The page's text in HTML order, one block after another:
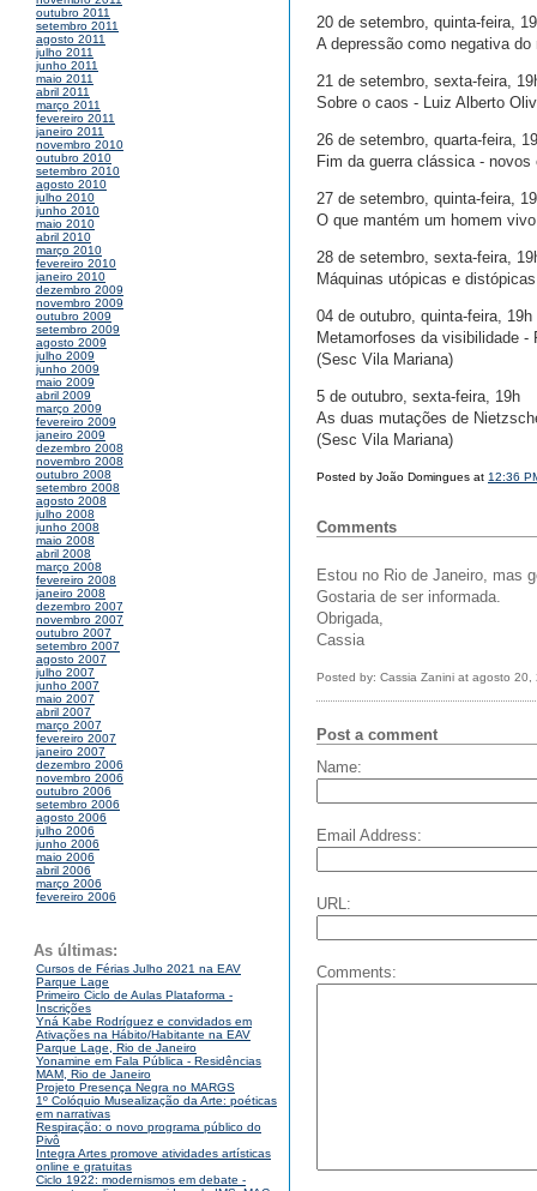
outubro 2011
setembro 2011
agosto 2011
julho 2011
junho 2011
maio 2011
abril 2011
março 2011
fevereiro 2011
janeiro 2011
novembro 2010
outubro 2010
setembro 2010
agosto 2010
julho 2010
junho 2010
maio 2010
abril 2010
março 2010
fevereiro 2010
janeiro 2010
dezembro 2009
novembro 2009
outubro 2009
setembro 2009
agosto 2009
julho 2009
junho 2009
maio 2009
abril 2009
março 2009
fevereiro 2009
janeiro 2009
dezembro 2008
novembro 2008
outubro 2008
setembro 2008
agosto 2008
julho 2008
junho 2008
maio 2008
abril 2008
março 2008
fevereiro 2008
janeiro 2008
dezembro 2007
novembro 2007
outubro 2007
setembro 2007
agosto 2007
julho 2007
junho 2007
maio 2007
abril 2007
março 2007
fevereiro 2007
janeiro 2007
dezembro 2006
novembro 2006
outubro 2006
setembro 2006
agosto 2006
julho 2006
junho 2006
maio 2006
abril 2006
março 2006
fevereiro 2006
As últimas:
Cursos de Férias Julho 2021 na EAV
Parque Lage
Primeiro Ciclo de Aulas Plataforma -
Inscrições
Yná Kabe Rodríguez e convidados em
Ativações na Hábito/Habitante na EAV
Parque Lage, Rio de Janeiro
Yonamine em Fala Pública - Residências
MAM, Rio de Janeiro
Projeto Presença Negra no MARGS
1º Colóquio Musealização da Arte: poéticas
em narrativas
Respiração: o novo programa público do
Pivô
Integra Artes promove atividades artísticas
online e gratuitas
Ciclo 1922: modernismos em debate -
20 de setembro, quinta-feira,
A depressão como negativa
21 de setembro, sexta-feira,
Sobre o caos - Luiz Alberto
26 de setembro, quarta-feira,
Fim da guerra clássica -
27 de setembro, quinta-feira,
O que mantém um homem
28 de setembro, sexta-feira,
Máquinas utópicas e
04 de outubro, quinta-feira, 19h
Metamorfoses da visibilidade -
(Sesc Vila Mariana)
5 de outubro, sexta-feira, 19h
As duas mutações de
(Sesc Vila Mariana)
Posted by João Domingues at 12:36
Comments
Estou no Rio de Janeiro, mas
Gostaria de ser informada.
Obrigada,
Cassia
Posted by: Cassia Zanini at agosto 20,
Post a comment
Name:
Email Address:
URL:
Comments: